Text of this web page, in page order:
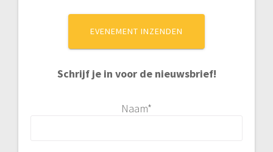
EVENEMENT INZENDEN
Schrijf je in voor de nieuwsbrief!
Naam*